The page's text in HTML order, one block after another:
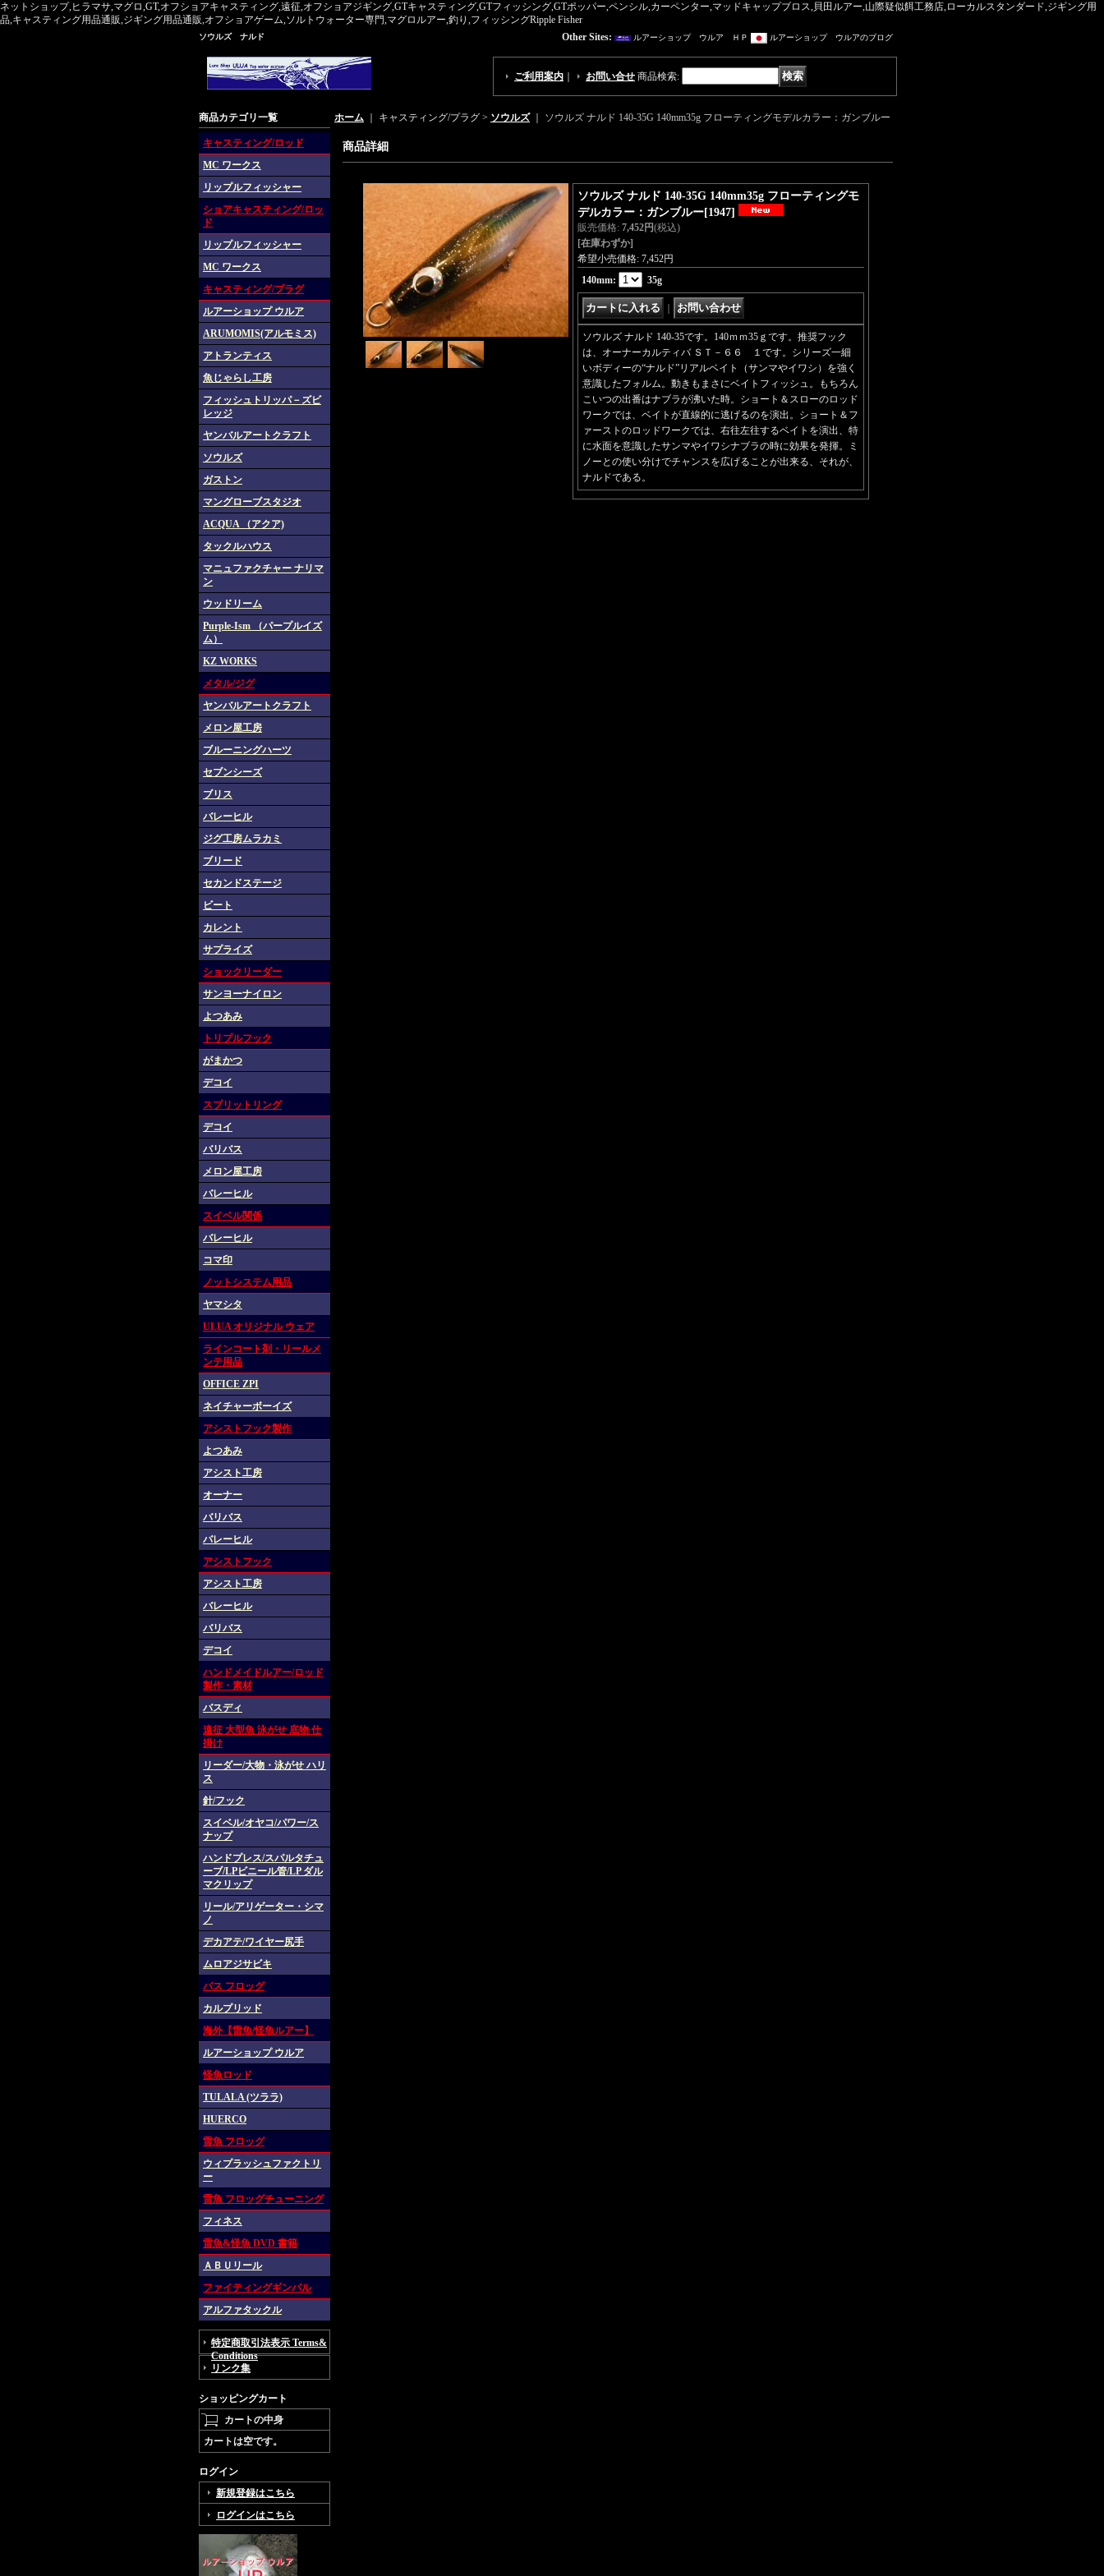
ネットショップ,ヒラマサ,マグロ,GT,オフショアキャスティング,遠征,オフショアジギング,GTキャスティング,GTフィッシング,GTポッパー,ペンシル,カーペンター,マッドキャップブロス,貝田ルアー,山際疑似餌工務店,ローカルスタンダード,ジギング用
品,キャスティング用品通販,ジギング用品通販,オフショアゲーム,ソルトウォーター専門,マグロルアー,釣り,フィッシングRipple Fisher
Other Sites:
ルアーショップ ウルア ＨＰ ルアーショップ ウルアのブログ
ソウルズ ナルド
ご利用案内 お問い合せ 商品検索:
商品カテゴリ一覧
キャスティング/ロッド
MC ワークス
リップルフィッシャー
ショアキャスティング/ロッ
ド
リップルフィッシャー
MC ワークス
キャスティング/プラグ
ルアーショップ ウルア
ARUMOMIS(アルモミス)
アトランティス
魚じゃらし工房
フィッシュトリッパ－ズビ
レッジ
ヤンバルアートクラフト
ソウルズ
ガストン
マングローブスタジオ
ACQUA （アクア)
タックルハウス
マニュファクチャー ナリマ
ン
ウッドリーム
Purple-Ism （パープルイズ
ム）
KZ WORKS
メタル/ジグ
ヤンバルアートクラフト
メロン屋工房
ブルーニングハーツ
セブンシーズ
ブリス
バレーヒル
ジグ工房ムラカミ
ブリード
セカンドステージ
ビート
カレント
サプライズ
ショックリーダー
サンヨーナイロン
よつあみ
トリプルフック
がまかつ
デコイ
スプリットリング
デコイ
バリバス
メロン屋工房
バレーヒル
スイベル関係
バレーヒル
コマ印
ノットシステム用品
ヤマシタ
ULUA オリジナル ウェア
ラインコート剤・リールメ
ンテ用品
OFFICE ZPI
ネイチャーボーイズ
アシストフック製作
よつあみ
アシスト工房
オーナー
バリバス
バレーヒル
アシストフック
アシスト工房
バレーヒル
バリバス
デコイ
ハンドメイドルアー/ロッド
製作・素材
バスディ
遠征 大型魚 泳がせ 底物 仕
掛け
リーダー/大物・泳がせ ハリ
ス
針/フック
スイベル/オヤコ/パワー/ス
ナップ
ハンドプレス/スパルタチュ
ーブ/LPビニール管/LP ダル
マクリップ
リール/アリゲーター・シマ
ノ
デカアテ/ワイヤー尻手
ムロアジサビキ
バス フロッグ
カルプリッド
海外【雷魚/怪魚ルアー】
ルアーショップ ウルア
怪魚ロッド
TULALA (ツララ)
HUERCO
雷魚 フロッグ
ウィプラッシュファクトリ
ー
雷魚 フロッグチューニング
フィネス
雷魚&怪魚 DVD 書籍
ＡＢＵリール
ファイティングギンバル
アルファタックル
特定商取引法表示 Terms&
Conditions
リンク集
ショッピングカート
カートの中身
カートは空です。
ログイン
新規登録はこちら
ログインはこちら
ホーム ｜ キャスティング/プラグ > ソウルズ｜ ソウルズ ナルド 140-35G 140mm35g フローティングモデルカラー：ガンブルー
商品詳細
ソウルズ ナルド 140-35G 140mm35g フローティングモ
デルカラー：ガンブルー[1947]
販売価格: 7,452円(税込)
[在庫わずか]
希望小売価格: 7,452円
140mm: 35g
ソウルズ ナルド 140-35です。140ｍｍ35ｇです。推奨フック
は、オーナーカルティバ ＳＴ－６６ １です。シリーズ一細
いボディーの“ナルド”リアルベイト（サンマやイワシ）を強く
意識したフォルム。動きもまさにベイトフィッシュ。もちろん
こいつの出番はナブラが沸いた時。ショート＆スローのロッド
ワークでは、ベイトが直線的に逃げるのを演出。ショート＆フ
ァーストのロッドワークでは、右往左往するベイトを演出、特
に水面を意識したサンマやイワシナブラの時に効果を発揮。ミ
ノーとの使い分けでチャンスを広げることが出来る、それが、
ナルドである。